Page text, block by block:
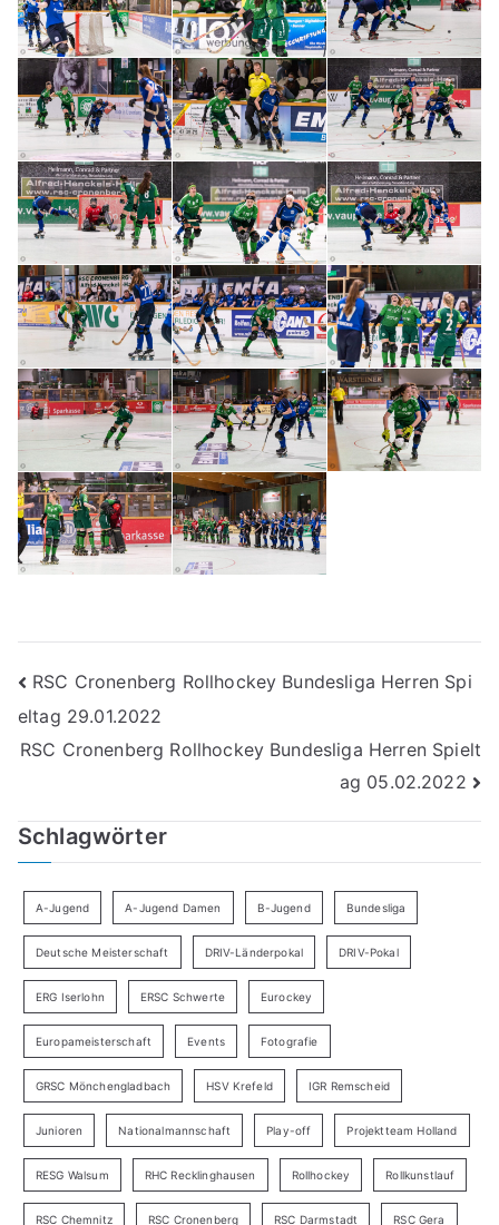
Beitragsnavigation
RSC Cronenberg Rollhockey Bundesliga Herren Spi
eltag 29.01.2022
RSC Cronenberg Rollhockey Bundesliga Herren Spielt
ag 05.02.2022
Schlagwörter
A-Jugend A-Jugend Damen B-Jugend Bundesliga
Deutsche Meisterschaft DRIV-Länderpokal DRIV-Pokal
ERG Iserlohn ERSC Schwerte Eurockey
Europameisterschaft Events Fotografie
GRSC Mönchengladbach HSV Krefeld IGR Remscheid
Junioren Nationalmannschaft Play-off Projektteam Holland
RESG Walsum RHC Recklinghausen Rollhockey Rollkunstlauf
RSC Chemnitz RSC Cronenberg RSC Darmstadt RSC Gera